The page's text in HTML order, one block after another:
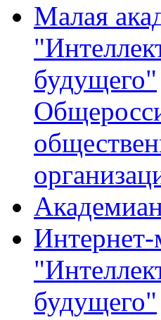
Малая
будущего"
будущего"